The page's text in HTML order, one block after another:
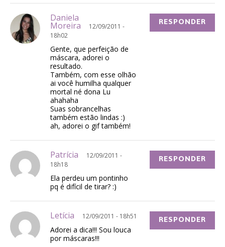
Daniela
Moreira
12/09/2011 -
18h02
Gente, que perfeição de
máscara, adorei o
resultado.
Também, com esse olhão
ai você humilha qualquer
mortal né dona Lu
ahahaha
Suas sobrancelhas
também estão lindas :)
ah, adorei o gif também!
RESPONDER
Patrícia
12/09/2011 -
18h18
Ela perdeu um pontinho
pq é difícil de tirar? :)
RESPONDER
Letícia 12/09/2011 - 18h51
Adorei a dica!!! Sou louca
por máscaras!!!
RESPONDER